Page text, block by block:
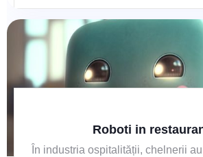
Roboti in
În industria ospitalității, chelnerii